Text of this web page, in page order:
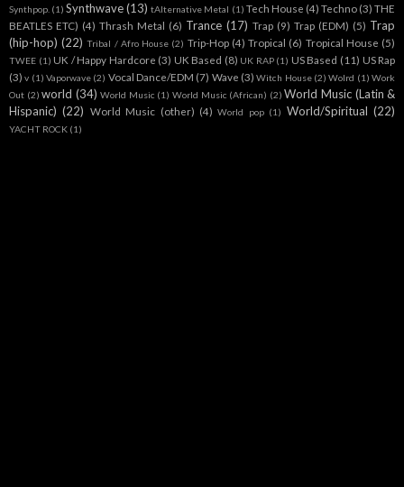
Synthpop. (1) Synthwave (13) tAlternative Metal (1) Tech House (4) Techno (3) THE
BEATLES ETC) (4) Thrash Metal (6) Trance (17) Trap (9) Trap (EDM) (5) Trap
(hip-hop) (22) Tribal / Afro House (2) Trip-Hop (4) Tropical (6) Tropical House (5)
TWEE (1) UK / Happy Hardcore (3) UK Based (8) UK RAP (1) US Based (11) US Rap
(3) v (1) Vaporwave (2) Vocal Dance/EDM (7) Wave (3) Witch House (2) Wolrd (1) Work
Out (2) world (34) World Music (1) World Music (African) (2) World Music (Latin &
Hispanic) (22) World Music (other) (4) World pop (1) World/Spiritual (22)
YACHT ROCK (1)